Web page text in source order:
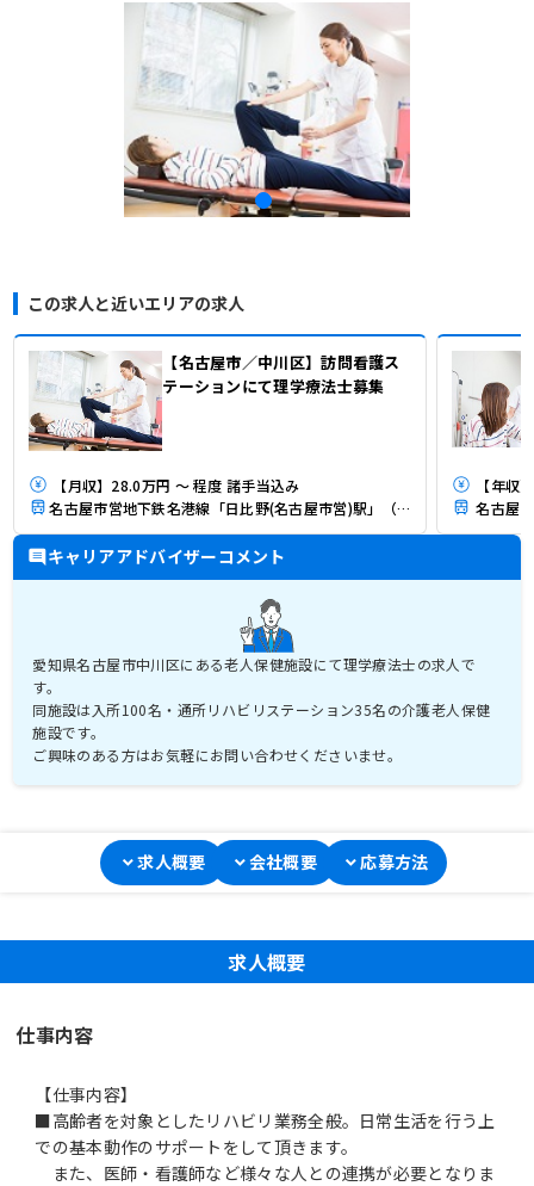
この求人と近いエリアの求人
【名古屋市／中川区】訪問看護ス
テーションにて理学療法士募集
【月収】28.0万円 ～ 程度 諸手当込み
名古屋市営地下鉄名港線「日比野(名古屋市営)駅」（徒歩17分）
【年収
名古屋
キャリアアドバイザーコメント
愛知県名古屋市中川区にある老人保健施設にて理学療法士の求人で
す。
同施設は入所100名・通所リハビリステーション35名の介護老人保健
施設です。
ご興味のある方はお気軽にお問い合わせくださいませ。
求人概要 会社概要 応募方法
求人概要
仕事内容
【仕事内容】
■高齢者を対象としたリハビリ業務全般。日常生活を行う上
での基本動作のサポートをして頂きます。
また、医師・看護師など様々な人との連携が必要となりま